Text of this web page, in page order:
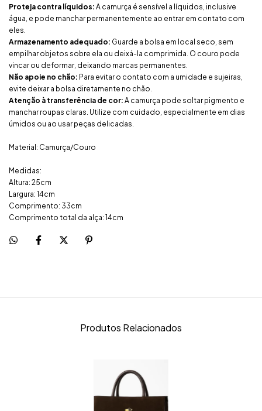
Proteja contra líquidos: A camurça é sensível a líquidos, inclusive
gua, e pode manchar permanentemente ao entrar em contato com
eles.
Armazenamento adequado: Guarde a bolsa em local seco, sem
empilhar objetos sobre ela ou deixá-la comprimida. O couro pode
vincar ou deformar, deixando marcas permanentes.
Não apoie no chão: Para evitar o contato com a umidade e sujeiras,
evite deixar a bolsa diretamente no chão.
Atenção à transferência de cor: A camurça pode soltar pigmento e
manchar roupas claras. Utilize com cuidado, especialmente em dias
úmidos ou ao usar peças delicadas.
Material: Camurça/Couro
Medidas:
Altura: 25cm
Largura: 14cm
Comprimento: 33cm
Comprimento total da alça: 14cm
Produtos Relacionados